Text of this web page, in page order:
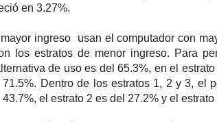
en 3.27%.
ingreso usan el computador con
los estratos de menor ingreso. Para
de uso es del 65.3%, en el
Dentro de los estratos 1, 2 y 3, el
el estrato 2 es del 27.2% y el